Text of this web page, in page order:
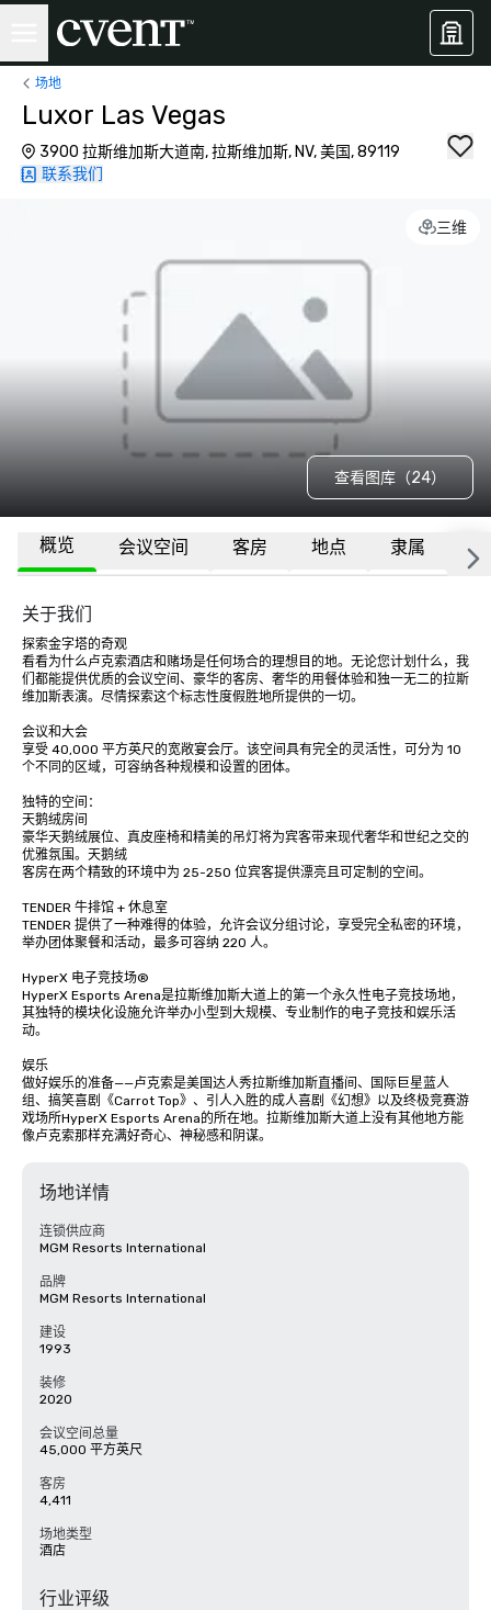
场地
Luxor Las Vegas
3900 拉斯维加斯大道南, 拉斯维加斯, NV, 美国, 89119
联系我们
三维
查看图库（24）
概览 会议空间 客房 地点 隶属 更
关于我们
探索金字塔的奇观
看看为什么卢克索酒店和赌场是任何场合的理想目的地。无论您计划什么，我
们都能提供优质的会议空间、豪华的客房、奢华的用餐体验和独一无二的拉斯
维加斯表演。尽情探索这个标志性度假胜地所提供的一切。
会议和大会
享受 40,000 平方英尺的宽敞宴会厅。该空间具有完全的灵活性，可分为 10
个不同的区域，可容纳各种规模和设置的团体。
独特的空间：
天鹅绒房间
豪华天鹅绒展位、真皮座椅和精美的吊灯将为宾客带来现代奢华和世纪之交的
优雅氛围。天鹅绒
客房在两个精致的环境中为 25-250 位宾客提供漂亮且可定制的空间。
TENDER 牛排馆 + 休息室
TENDER 提供了一种难得的体验，允许会议分组讨论，享受完全私密的环境，
举办团体聚餐和活动，最多可容纳 220 人。
HyperX 电子竞技场®
HyperX Esports Arena是拉斯维加斯大道上的第一个永久性电子竞技场地，
其独特的模块化设施允许举办小型到大规模、专业制作的电子竞技和娱乐活
动。
娱乐
做好娱乐的准备——卢克索是美国达人秀拉斯维加斯直播间、国际巨星蓝人
组、搞笑喜剧《Carrot Top》、引人入胜的成人喜剧《幻想》以及终极竞赛游
戏场所HyperX Esports Arena的所在地。拉斯维加斯大道上没有其他地方能
像卢克索那样充满好奇心、神秘感和阴谋。
场地详情
连锁供应商
MGM Resorts International
品牌
MGM Resorts International
建设
1993
装修
2020
会议空间总量
45,000 平方英尺
客房
4,411
场地类型
酒店
行业评级